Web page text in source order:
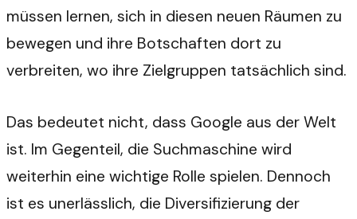
müssen lernen, sich in diesen neuen Räumen zu
bewegen und ihre Botschaften dort zu
verbreiten, wo ihre Zielgruppen tatsächlich sind.
Das bedeutet nicht, dass Google aus der Welt
ist. Im Gegenteil, die Suchmaschine wird
weiterhin eine wichtige Rolle spielen. Dennoch
ist es unerlässlich, die Diversifizierung der